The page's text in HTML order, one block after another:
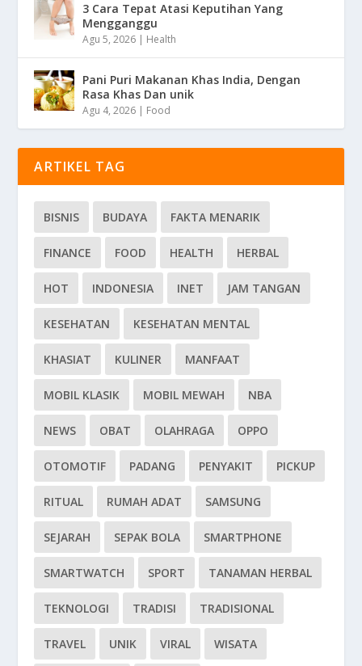
3 Cara Tepat Atasi Keputihan Yang
Mengganggu
Agu 5, 2026 | Health
Pani Puri Makanan Khas India, Dengan
Rasa Khas Dan unik
Agu 4, 2026 | Food
ARTIKEL TAG
BISNIS BUDAYA FAKTA MENARIK
FINANCE FOOD HEALTH HERBAL
HOT INDONESIA INET JAM TANGAN
KESEHATAN KESEHATAN MENTAL
KHASIAT KULINER MANFAAT
MOBIL KLASIK MOBIL MEWAH NBA
NEWS OBAT OLAHRAGA OPPO
OTOMOTIF PADANG PENYAKIT PICKUP
RITUAL RUMAH ADAT SAMSUNG
SEJARAH SEPAK BOLA SMARTPHONE
SMARTWATCH SPORT TANAMAN HERBAL
TEKNOLOGI TRADISI TRADISIONAL
TRAVEL UNIK VIRAL WISATA